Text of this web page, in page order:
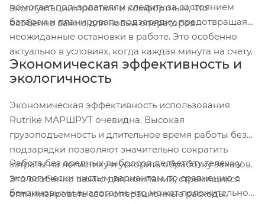
эксплуатации простым и комфортным, что
особенно важно для новых операторов.
помогает пользователям следить за состоянием
батареи и планировать подзарядку, предотвращая
неожиданные остановки в работе. Это особенно
актуально в условиях, когда каждая минута на счету.
Экономическая эффективность и
экологичность
Экономическая эффективность использования
Rutrike МАРШРУТ очевидна. Высокая
грузоподъемность и длительное время работы без
подзарядки позволяют значительно сократить
затраты на логистику и ускорить обработку заказов.
Это особенно важно для компаний, стремящихся
оптимизировать свои операционные расходы.
Работа без вредных выбросов делает эту тележку
экологически чистым вариантом по сравнению с
бензиновыми аналогами, что может положительно